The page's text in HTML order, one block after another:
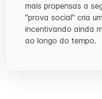
mais propensas a
"prova social" cria
incentivando ainda
ao longo do tempo.